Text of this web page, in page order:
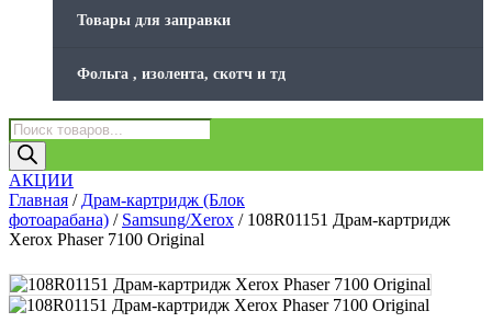
Товары для заправки
Фольга , изолента, скотч и тд
Поиск
товаров
АКЦИИ
Главная / Драм-картридж (Блок
фотоарабана) / Samsung/Xerox / 108R01151 Драм-картридж
Xerox Phaser 7100 Original